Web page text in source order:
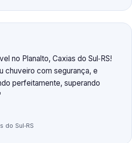
no Planalto, Caxias do Sul‑RS!
chuveiro com segurança, e
perfeitamente, superando
do Sul‑RS